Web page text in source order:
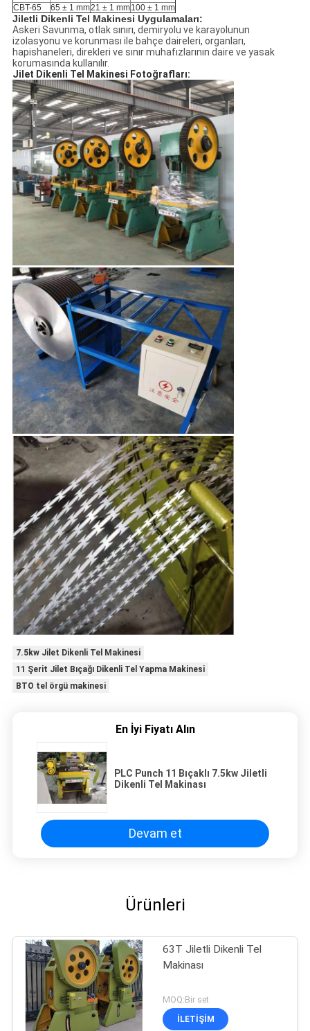
CBT-65
65 ± 1 mm21 ± 1 mm100 ± 1 mm
Jiletli Dikenli Tel Makinesi Uygulamaları:
Askeri Savunma, otlak sınırı, demiryolu ve karayolunun
izolasyonu ve korunması ile bahçe daireleri, organları,
hapishaneleri, direkleri ve sınır muhafızlarının daire ve yasak
korumasında kullanılır.
Jilet Dikenli Tel Makinesi Fotoğrafları:
7.5kw Jilet Dikenli Tel Makinesi
11 Şerit Jilet Bıçağı Dikenli Tel Yapma Makinesi
BTO tel örgü makinesi
En İyi Fiyatı Alın
PLC Punch 11 Bıçaklı 7.5kw Jiletli
Dikenli Tel Makinası
Devam et
Ürünleri
63T Jiletli Dikenli Tel
Makinası
MOQ:Bir set
İLETIŞIM